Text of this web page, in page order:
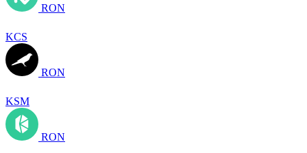
RON
KCS
RON
KSM
RON